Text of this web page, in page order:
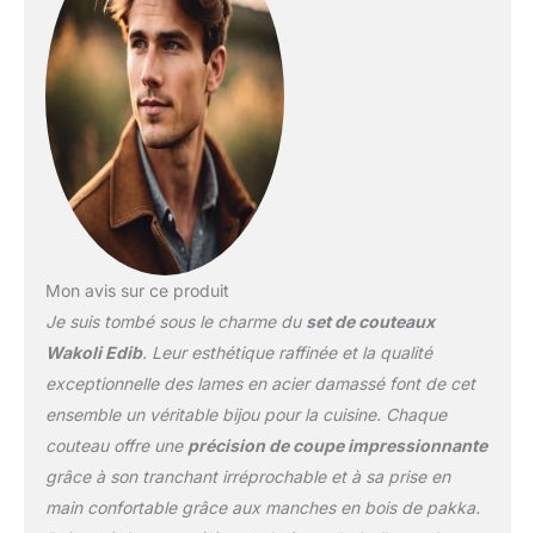
(longueur totale : 19 cm,
lame : 8,5 cm). Ce set est
idéal pour toutes les
tâches en cuisine, de la
préparation des légumes
et viandes à la découpe
précise des fruits. Parfait
pour les professionnels
et les passionnés de
EXCEPTIONNELLE: Le
noyau VG10 confère à la
lame une dureté de 60±2
exceptionnel. L‘affûtage
manuel entre 12 et 14
degrés par côté optimise
la netteté pour des
Mon avis sur ce produit
Je suis tombé sous le charme du set de couteaux
Wakoli Edib. Leur esthétique raffinée et la qualité
exceptionnelle des lames en acier damassé font de cet
ensemble un véritable bijou pour la cuisine. Chaque
couteau offre une précision de coupe impressionnante
grâce à son tranchant irréprochable et à sa prise en
main confortable grâce aux manches en bois de pakka.